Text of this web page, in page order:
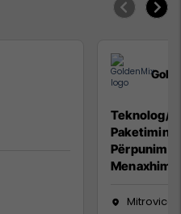
Teknolog/e
Paketimin
Mitrovicë